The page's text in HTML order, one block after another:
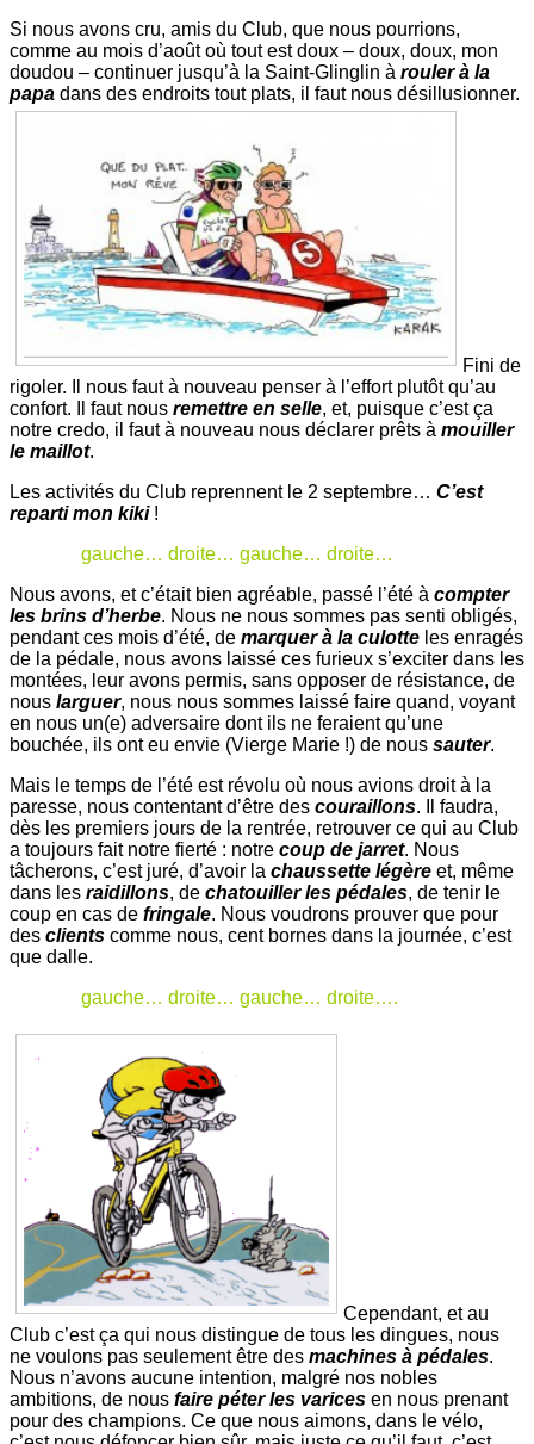
Si nous avons cru, amis du Club, que nous pourrions,
comme au mois d’août où tout est doux – doux, doux, mon
doudou – continuer jusqu’à la Saint-Glinglin à rouler à la
papa dans des endroits tout plats, il faut nous désillusionner.
Fini de
rigoler. Il nous faut à nouveau penser à l’effort plutôt qu’au
confort. Il faut nous remettre en selle, et, puisque c’est ça
notre credo, il faut à nouveau nous déclarer prêts à mouiller
le maillot.
Les activités du Club reprennent le 2 septembre… C’est
reparti mon kiki!
gauche… droite… gauche… droite…
Nous avons, et c’était bien agréable, passé l’été à compter
les brins d’herbe. Nous ne nous sommes pas senti obligés,
pendant ces mois d’été, de marquer à la culotte les enragés
de la pédale, nous avons laissé ces furieux s’exciter dans les
montées, leur avons permis, sans opposer de résistance, de
nous larguer, nous nous sommes laissé faire quand, voyant
en nous un(e) adversaire dont ils ne feraient qu’une
bouchée, ils ont eu envie (Vierge Marie !) de nous sauter.
Mais le temps de l’été est révolu où nous avions droit à la
paresse, nous contentant d’être des couraillons. Il faudra,
dès les premiers jours de la rentrée, retrouver ce qui au Club
a toujours fait notre fierté : notre coup de jarret. Nous
tâcherons, c’est juré, d’avoir la chaussette légère et, même
dans les raidillons, de chatouiller les pédales, de tenir le
coup en cas de fringale. Nous voudrons prouver que pour
des clients comme nous, cent bornes dans la journée, c’est
que dalle.
gauche… droite… gauche… droite….
Cependant, et au
Club c’est ça qui nous distingue de tous les dingues, nous
ne voulons pas seulement être des machines à pédales.
Nous n’avons aucune intention, malgré nos nobles
ambitions, de nous faire péter les varices en nous prenant
pour des champions. Ce que nous aimons, dans le vélo,